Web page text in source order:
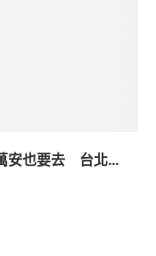
安也要去 台北...